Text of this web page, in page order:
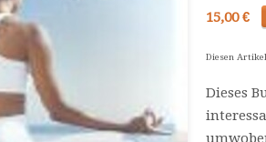
15,00 €
Diesen
Dieses